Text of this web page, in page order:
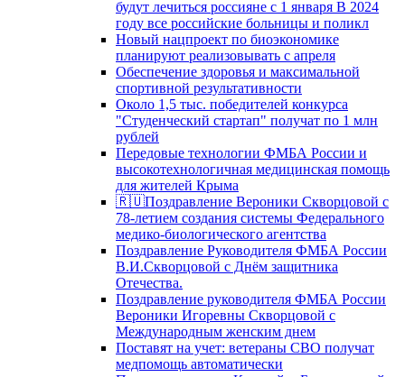
будут лечиться россияне с 1 января В 2024
году все российские больницы и поликл
Новый нацпроект по биоэкономике
планируют реализовывать с апреля
Обеспечение здоровья и максимальной
спортивной результативности
Около 1,5 тыс. победителей конкурса
"Студенческий стартап" получат по 1 млн
рублей
Передовые технологии ФМБА России и
высокотехнологичная медицинская помощь
для жителей Крыма
🇷🇺Поздравление Вероники Скворцовой с
78-летием создания системы Федерального
медико-биологического агентства
Поздравление Руководителя ФМБА России
В.И.Скворцовой с Днём защитника
Отечества.
Поздравление руководителя ФМБА России
Вероники Игоревны Скворцовой с
Международным женским днем
Поставят на учет: ветераны СВО получат
медпомощь автоматически